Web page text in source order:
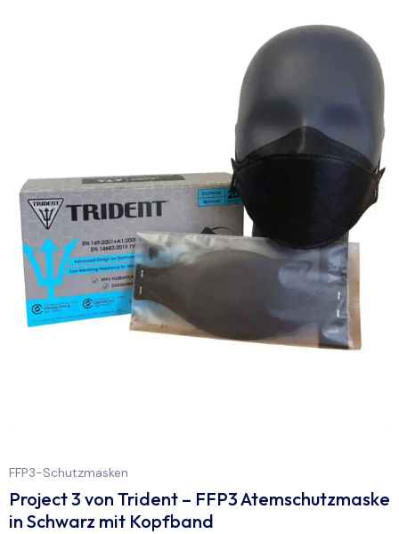
FFP3-Schutzmasken
Project 3 von Trident – FFP3 Atemschutzmaske
in Schwarz mit Kopfband